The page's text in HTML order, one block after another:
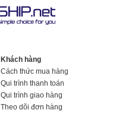
Khách hàng
Cách thức mua hàng
Qui trình thanh toán
Qui trình giao hàng
Theo dõi đơn hàng